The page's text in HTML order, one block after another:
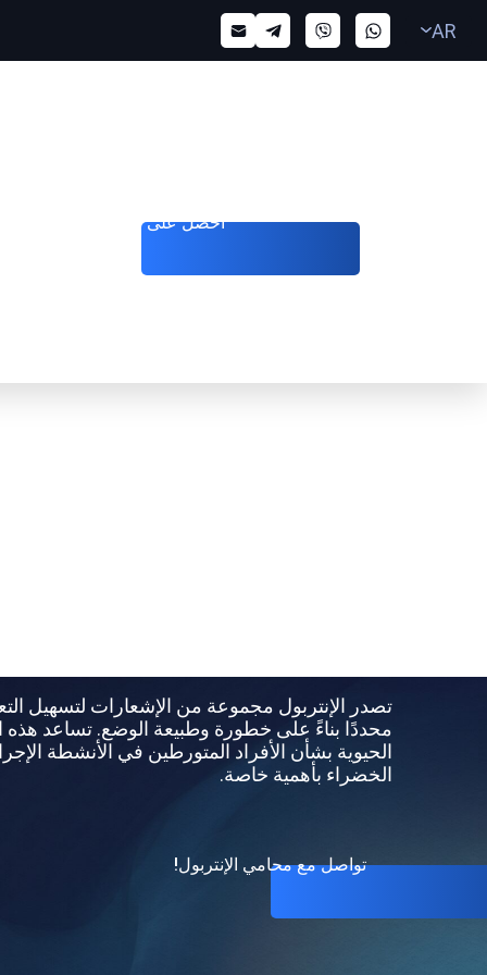
AR
احصل على مكالمة
إشعارات الإنتربول الخضراء في
تصدر الإنتربول مجموعة من الإشعارات لتسهيل
محددًا بناءً على خطورة وطبيعة الوضع. تساعد هذه
الحيوية بشأن الأفراد المتورطين في الأنشطة
الخضراء بأهمية خاصة.
تواصل مع محامي الإنتربول!